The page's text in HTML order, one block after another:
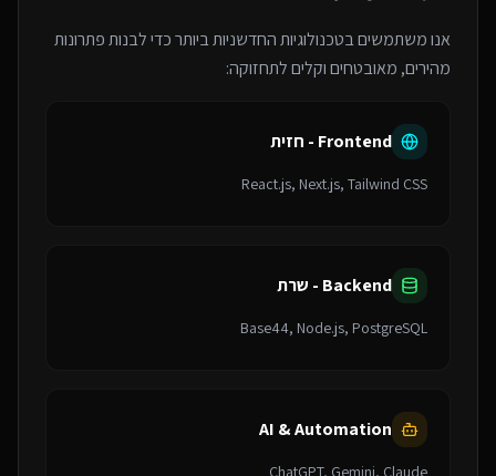
אנו משתמשים בטכנולוגיות החדשניות ביותר כדי לבנות פתרונות
מהירים, מאובטחים וקלים לתחזוקה:
Frontend - חזית
React.js, Next.js, Tailwind CSS
Backend - שרת
Base44, Node.js, PostgreSQL
AI & Automation
ChatGPT, Gemini, Claude